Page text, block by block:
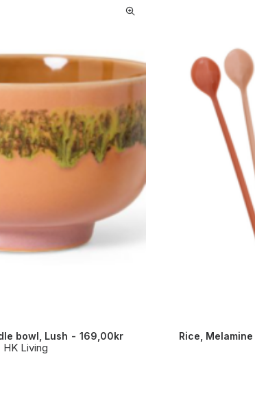
bowl, Lush 169,00kr
HK Living
Rice,